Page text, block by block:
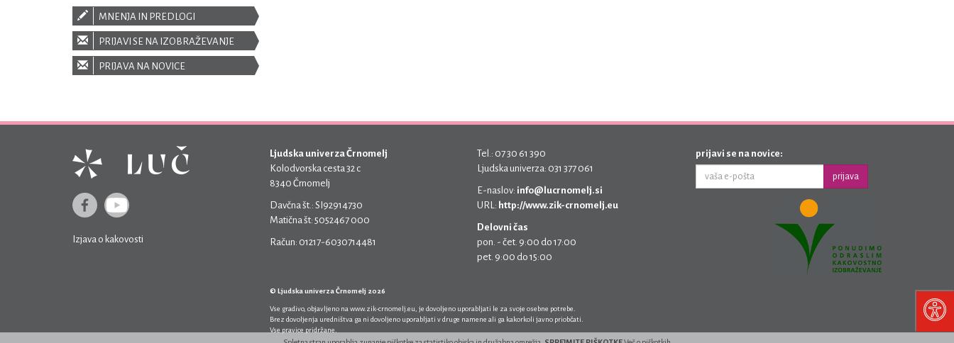
MNENJA IN PREDLOGI
PRIJAVI SE NA IZOBRAŽEVANJE
PRIJAVA NA NOVICE
Izjava o kakovosti
Ljudska univerza Črnomelj
Kolodvorska cesta 32 c
8340 Črnomelj
Davčna št.: SI92914730
Matična št: 5052467 000
Račun: 01217-6030714481
Tel.: 07 30 61 390
Ljudska univerza: 031 377 061
E-naslov: info@lucrnomelj.si
URL: http://www.zik-crnomelj.eu
Delovni čas
pon. - čet. 9:00 do 17:00
pet. 9:00 do 15:00
© Ljudska univerza Črnomelj 2026
Vse gradivo, objavljeno na www.zik-crnomelj.eu , je dovoljeno uporabljati le za svoje osebne potrebe.
Brez dovoljenja uredništva ga ni dovoljeno uporabljati v druge namene ali ga kakorkoli javno priobčati.
Vse pravice pridržane.
prijavi se na novice:
prijava